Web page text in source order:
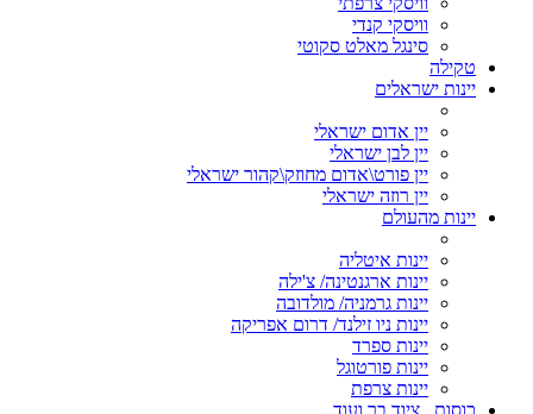
וויסקי קנדי
סינגל מאלט סקוטי
טקילה
יינות ישראלים
יין אדום ישראלי
יין לבן ישראלי
יין פורט\אדום מחוזק\קהור ישראלי
יין רוזה ישראלי
יינות מהעולם
יינות איטליה
יינות ארגנטינה/ צ'ילה
יינות גרמניה/ מולדובה
יינות ניו זילנד/ דרום אפריקה
יינות ספרד
יינות פורטוגל
יינות צרפת
כוסות , ציוד בר ועוד...